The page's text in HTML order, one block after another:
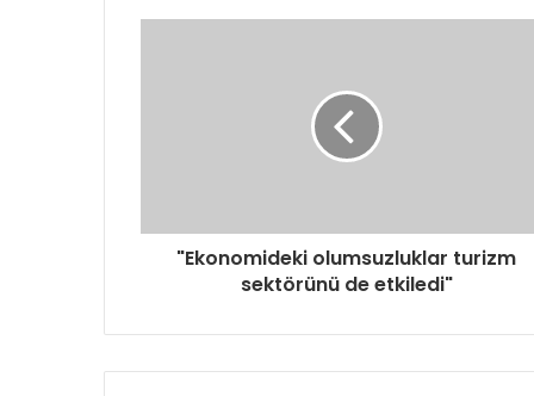
g
n
"Ekonomideki olumsuzluklar turizm
sektörünü de etkiledi"